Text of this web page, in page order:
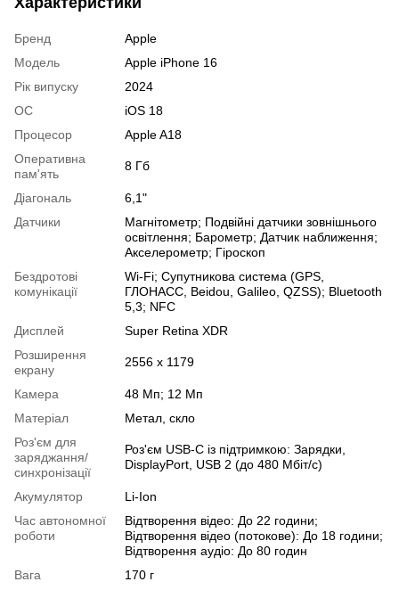
Бренд
Apple
Модель
Apple iPhone 16
Рік випуску
2024
ОС
iOS 18
Процесор
Apple A18
Оперативна
пам'ять
8 Гб
Діагональ
6,1"
Датчики
Магнітометр; Подвійні датчики зовнішнього
освітлення; Барометр; Датчик наближення;
Акселерометр; Гіроскоп
Бездротові
комунікації
Wi-Fi; Супутникова система (GPS,
ГЛОНАСС, Beidou, Galileo, QZSS); Bluetooth
5,3; NFC
Дисплей
Super Retina XDR
Розширення
екрану
2556 x 1179
Камера
48 Мп; 12 Мп
Матеріал
Метал, скло
Роз'єм для
заряджання/
синхронізації
Роз'єм USB-C із підтримкою: Зарядки,
DisplayPort, USB 2 (до 480 Мбіт/с)
Акумулятор
Li-Ion
Час автономної
роботи
Відтворення відео: До 22 години;
Відтворення відео (потокове): До 18 години;
Відтворення аудіо: До 80 годин
Вага
170 г